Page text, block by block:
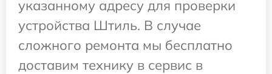
указанному адресу для проверки
устройства Штиль. В случае
сложного ремонта мы бесплатно
доставим технику в сервис в